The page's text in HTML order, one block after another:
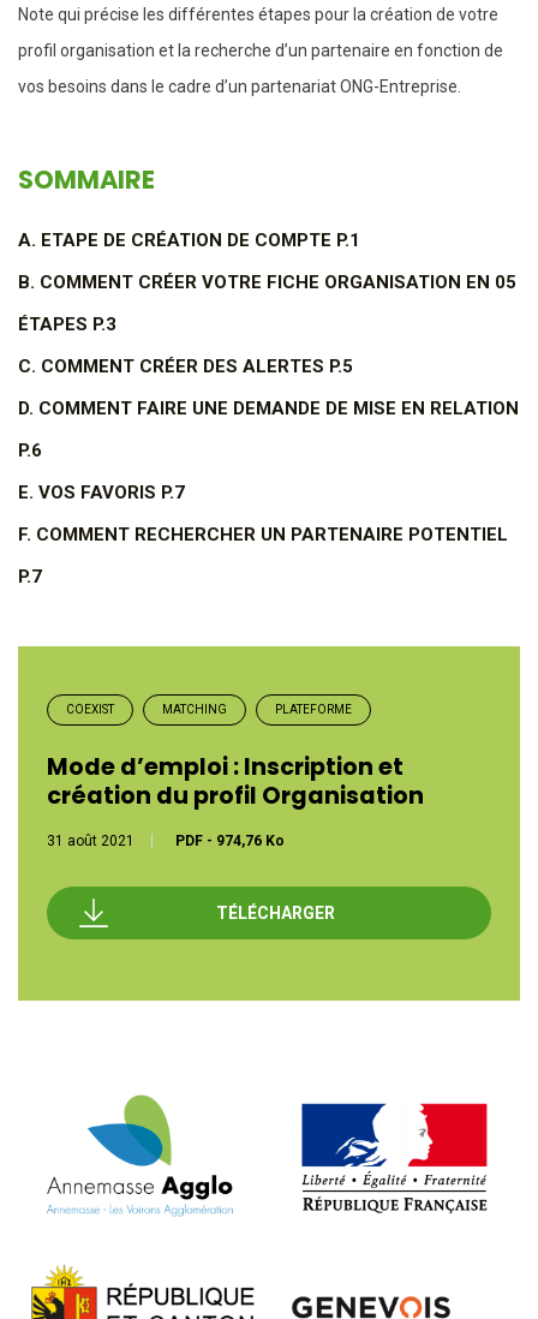
Note qui précise les différentes étapes pour la création de votre
profil organisation et la recherche d’un partenaire en fonction de
vos besoins dans le cadre d’un partenariat ONG-Entreprise.
SOMMAIRE
A. ETAPE DE CRÉATION DE COMPTE P.1
B. COMMENT CRÉER VOTRE FICHE ORGANISATION EN 05
ÉTAPES P.3
C. COMMENT CRÉER DES ALERTES P.5
D. COMMENT FAIRE UNE DEMANDE DE MISE EN RELATION
P.6
E. VOS FAVORIS P.7
F. COMMENT RECHERCHER UN PARTENAIRE POTENTIEL
P.7
COEXIST MATCHING PLATEFORME
Mode d’emploi : Inscription et
création du profil Organisation
31 août 2021 PDF - 974,76 Ko
TÉLÉCHARGER